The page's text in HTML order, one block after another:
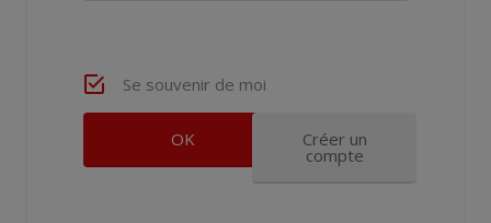
Se souvenir de moi
Créer un
compte